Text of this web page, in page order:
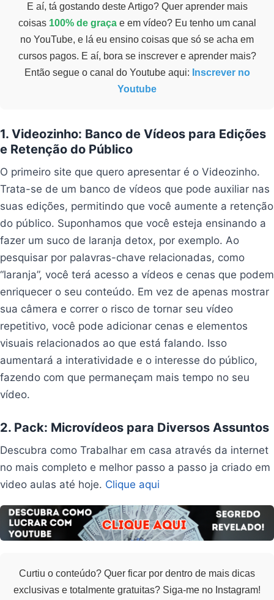
E aí, tá gostando deste Artigo? Quer aprender mais
coisas 100% de graçae em vídeo? Eu tenho um canal
no YouTube, e lá eu ensino coisas que só se acha em
cursos pagos. E aí, bora se inscrever e aprender mais?
Então segue o canal do Youtube aqui: Inscrever no
Youtube
1. Videozinho: Banco de Vídeos para Edições
e Retenção do Público
O primeiro site que quero apresentar é o Videozinho.
Trata-se de um banco de vídeos que pode auxiliar nas
suas edições, permitindo que você aumente a retenção
do público. Suponhamos que você esteja ensinando a
fazer um suco de laranja detox, por exemplo. Ao
pesquisar por palavras-chave relacionadas, como
“laranja”, você terá acesso a vídeos e cenas que podem
enriquecer o seu conteúdo. Em vez de apenas mostrar
sua câmera e correr o risco de tornar seu vídeo
repetitivo, você pode adicionar cenas e elementos
visuais relacionados ao que está falando. Isso
aumentará a interatividade e o interesse do público,
fazendo com que permaneçam mais tempo no seu
vídeo.
2. Pack: Microvídeos para Diversos Assuntos
Descubra como Trabalhar em casa através da internet
no mais completo e melhor passo a passo ja criado em
video aulas até hoje. Clique aqui
Curtiu o conteúdo? Quer ficar por dentro de mais dicas
exclusivas e totalmente gratuitas? Siga-me no Instagram!